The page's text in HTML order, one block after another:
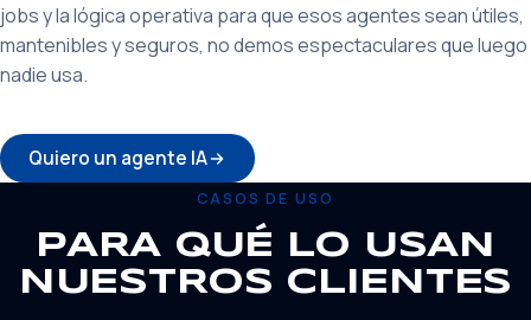
jobs y la lógica operativa para que esos agentes sean útiles,
mantenibles y seguros, no demos espectaculares que luego
nadie usa.
Quiero un agente IA
CASOS DE USO
PARA QUÉ LO USAN
NUESTROS CLIENTES